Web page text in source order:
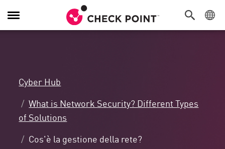
Attiva/Disattiva
navigazione
Cyber Hub
What is Network Security? Different Types
of Solutions
Cos'è la gestione della rete?